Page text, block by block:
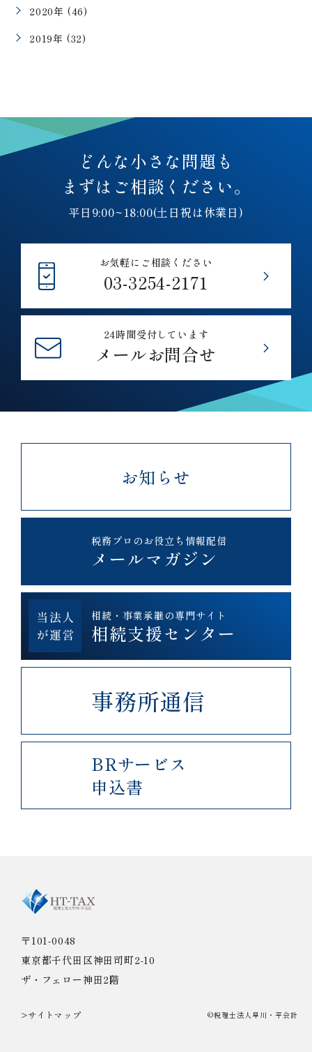
2020年 (46)
2019年 (32)
どんな小さな問題も
まずはご相談ください。
平日9:00~18:00(土日祝は休業日)
お気軽にご相談ください
03-3254-2171
24時間受付しています
メールお問合せ
お知らせ
税務プロのお役立ち情報配信
メールマガジン
相続・事業承継の専門サイト
相続支援センター
事務所通信
BRサービス
申込書
〒101-0048
東京都千代田区神田司町2-10
ザ・フェロー神田2階
>サイトマップ ©税理士法人早川・平会計